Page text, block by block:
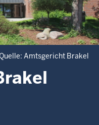
Amtsgericht Brakel